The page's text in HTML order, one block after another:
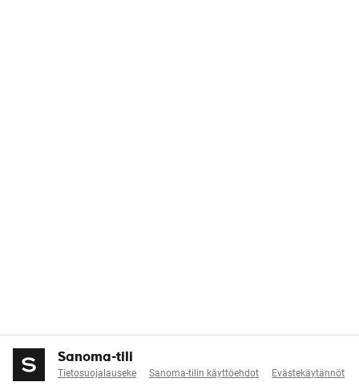
Sanoma-tili
Tietosuojalauseke Sanoma-tilin käyttöehdot Evästekäytännöt